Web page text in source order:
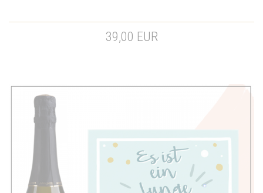
39,00 EUR